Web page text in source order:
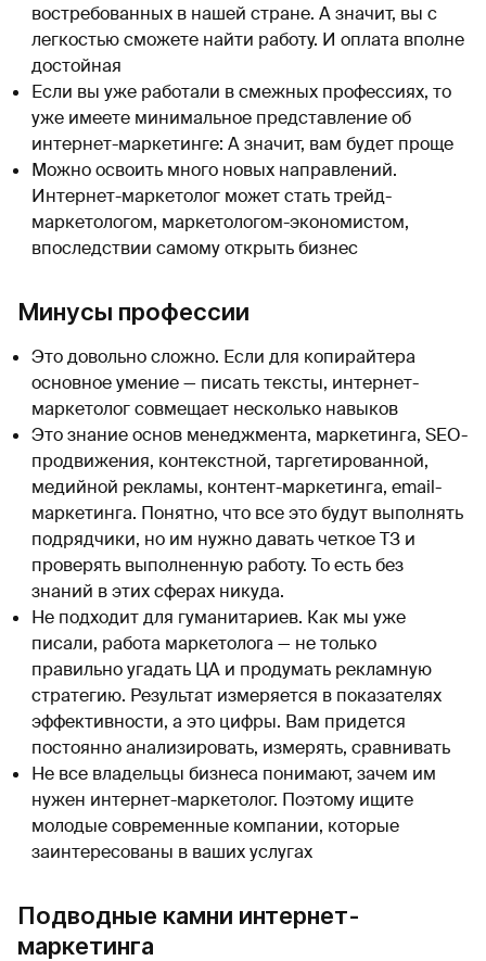
востребованных в нашей стране. А значит, вы с
легкостью сможете найти работу. И оплата вполне
достойная
Если вы уже работали в смежных профессиях, то
уже имеете минимальное представление об
интернет-маркетинге: А значит, вам будет проще
Можно освоить много новых направлений.
Интернет-маркетолог может стать трейд-
маркетологом, маркетологом-экономистом,
впоследствии самому открыть бизнес
Минусы профессии
Это довольно сложно. Если для копирайтера
основное умение — писать тексты, интернет-
маркетолог совмещает несколько навыков
Это знание основ менеджмента, маркетинга, SEO-
продвижения, контекстной, таргетированной,
медийной рекламы, контент-маркетинга, еmail-
маркетинга. Понятно, что все это будут выполнять
подрядчики, но им нужно давать четкое ТЗ и
проверять выполненную работу. То есть без
знаний в этих сферах никуда.
Не подходит для гуманитариев. Как мы уже
писали, работа маркетолога — не только
правильно угадать ЦА и продумать рекламную
стратегию. Результат измеряется в показателях
эффективности, а это цифры. Вам придется
постоянно анализировать, измерять, сравнивать
Не все владельцы бизнеса понимают, зачем им
нужен интернет-маркетолог. Поэтому ищите
молодые современные компании, которые
заинтересованы в ваших услугах
Подводные камни интернет-
маркетинга